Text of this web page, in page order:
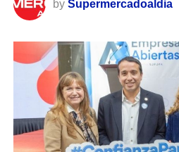
by Supermercadoaldia